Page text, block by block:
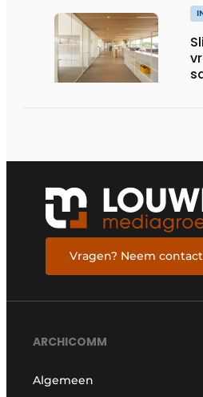
Vragen? Neem
ARCHICOMM
Algemeen